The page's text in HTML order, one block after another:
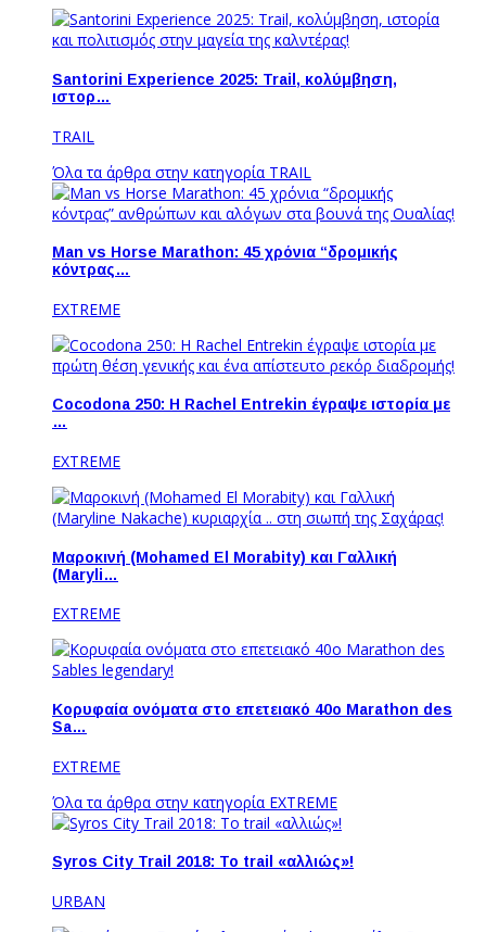
Santorini Experience 2025: Trail, κολύμβηση,
ιστορ…
TRAIL
Όλα τα άρθρα στην κατηγορία TRAIL
Man vs Horse Marathon: 45 χρόνια “δρομικής
κόντρας…
EXTREME
Cocodona 250: Η Rachel Entrekin έγραψε ιστορία με
…
EXTREME
Μαροκινή (Mohamed El Morabity) και Γαλλική
(Maryli…
EXTREME
Κορυφαία ονόματα στο επετειακό 40ο Marathon des
Sa…
EXTREME
Όλα τα άρθρα στην κατηγορία EXTREME
Syros City Trail 2018: To trail «αλλιώς»!
URBAN